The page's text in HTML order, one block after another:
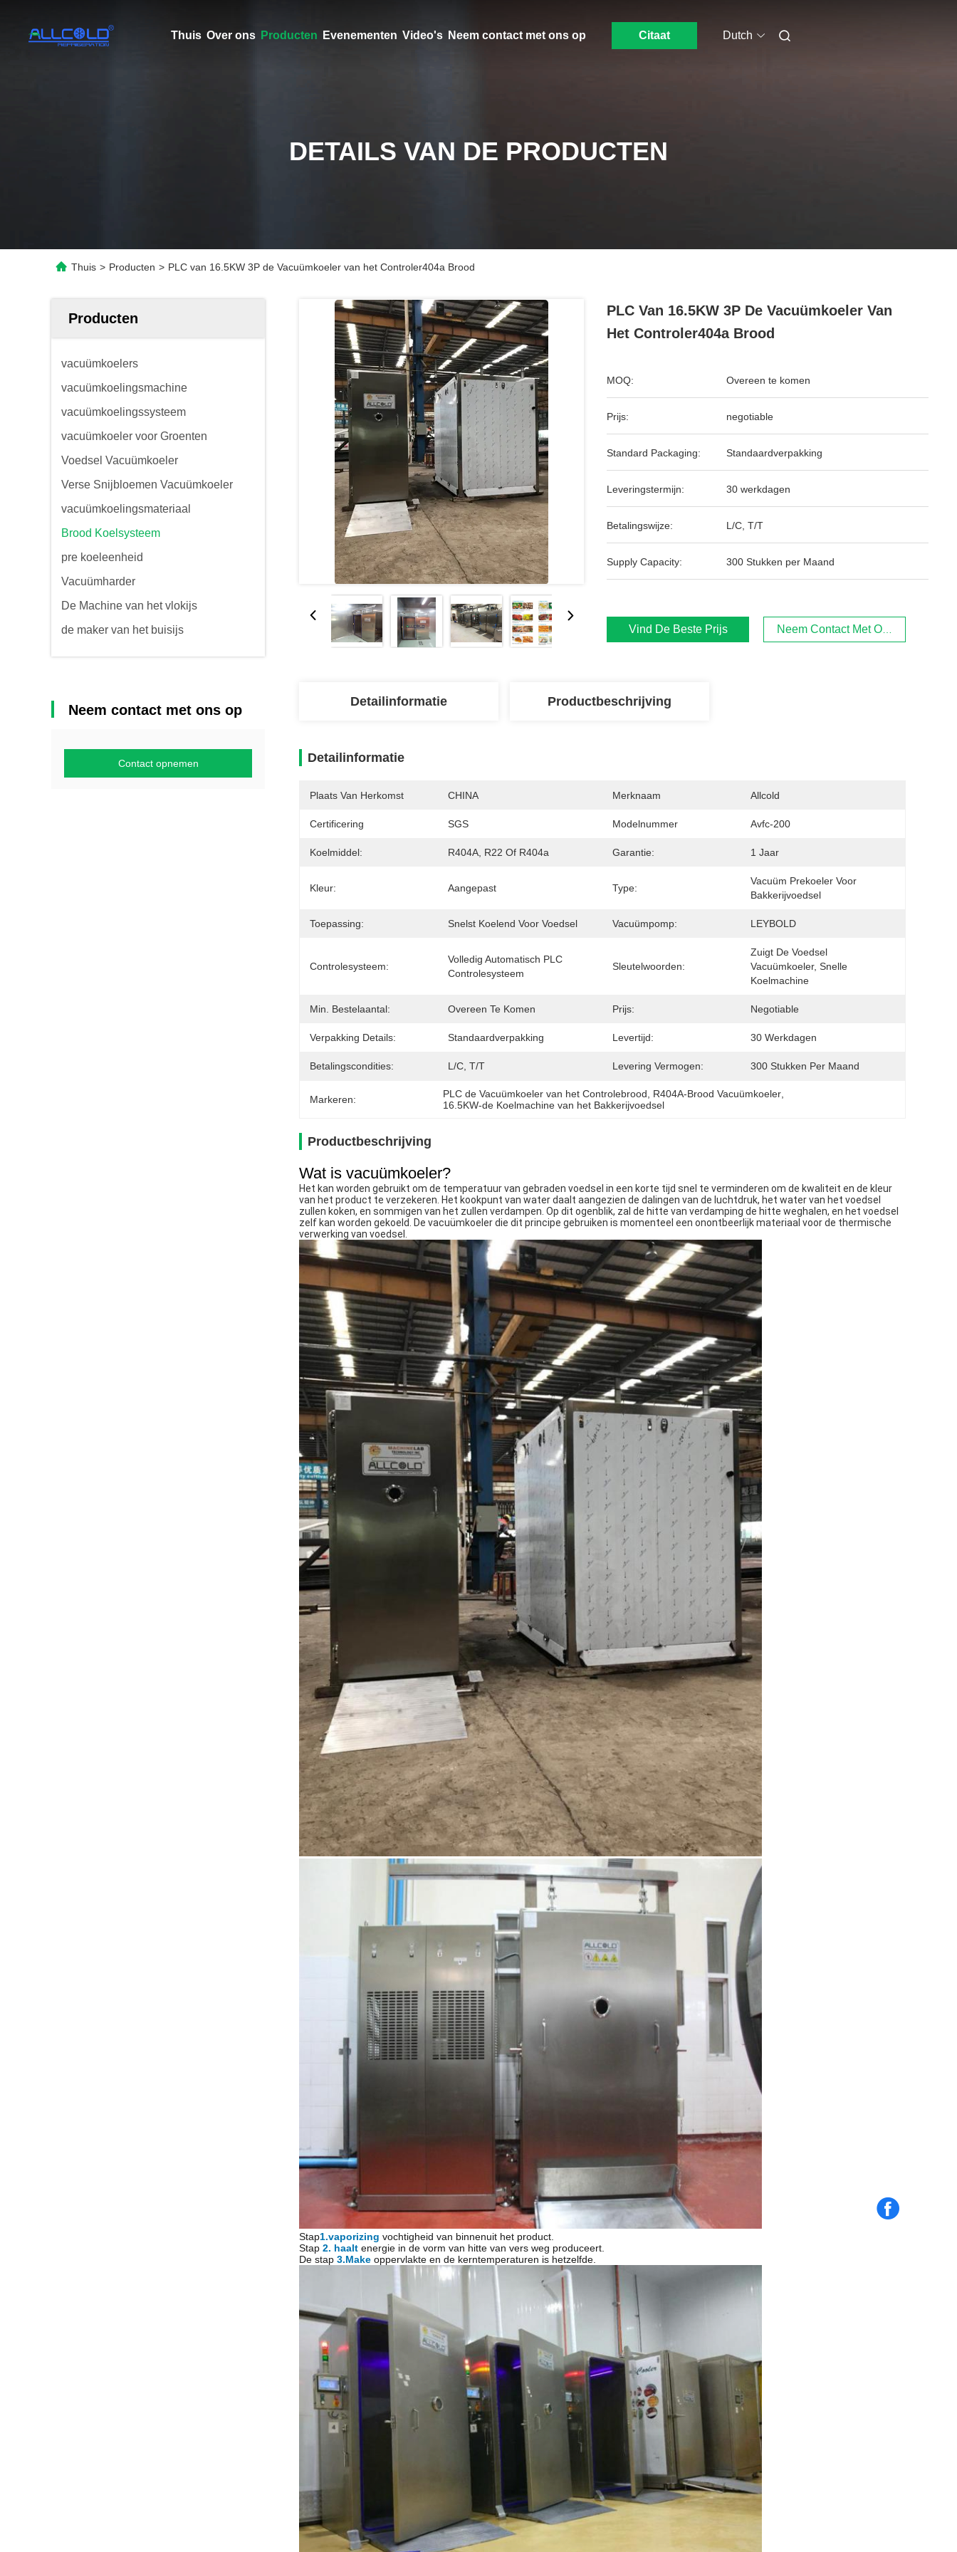
Thuis Over ons Producten Evenementen Video's Neem contact met ons op Citaat Dutch
DETAILS VAN DE PRODUCTEN
Thuis > Producten > PLC van 16.5KW 3P de Vacuümkoeler van het Controler404a Brood
Producten
vacuümkoelers
vacuümkoelingsmachine
vacuümkoelingssysteem
vacuümkoeler voor Groenten
Voedsel Vacuümkoeler
Verse Snijbloemen Vacuümkoeler
vacuümkoelingsmateriaal
Brood Koelsysteem
pre koeleenheid
Vacuümharder
De Machine van het vlokijs
de maker van het buisijs
Neem contact met ons op
Contact opnemen
PLC Van 16.5KW 3P De Vacuümkoeler Van
Het Controler404a Brood
MOQ: Overeen te komen
Prijs: negotiable
Standard Packaging: Standaardverpakking
Leveringstermijn: 30 werkdagen
Betalingswijze: L/C, T/T
Supply Capacity: 300 Stukken per Maand
Vind De Beste Prijs Neem Contact Met Ons Op
Detailinformatie Productbeschrijving
Detailinformatie
Plaats Van Herkomst CHINA Merknaam Allcold
Certificering SGS Modelnummer Avfc-200
Koelmiddel: R404A, R22 Of R404a Garantie: 1 Jaar
Kleur: Aangepast Type:
Vacuüm Prekoeler Voor
Bakkerijvoedsel
Toepassing: Snelst Koelend Voor Voedsel Vacuümpomp: LEYBOLD
Controlesysteem:
Volledig Automatisch PLC
Controlesysteem
Sleutelwoorden:
Zuigt De Voedsel
Vacuümkoeler, Snelle
Koelmachine
Min. Bestelaantal: Overeen Te Komen Prijs: Negotiable
Verpakking Details: Standaardverpakking Levertijd: 30 Werkdagen
Betalingscondities: L/C, T/T Levering Vermogen: 300 Stukken Per Maand
Markeren: PLC de Vacuümkoeler van het Controlebrood R404A-Brood Vacuümkoeler
16.5KW-de Koelmachine van het Bakkerijvoedsel
Productbeschrijving
Wat is vacuümkoeler?
Het kan worden gebruikt om de temperatuur van gebraden voedsel in een korte tijd snel te verminderen om de kwaliteit en de kleur
van het product te verzekeren. Het kookpunt van water daalt aangezien de dalingen van de luchtdruk, het water van het voedsel
zullen koken, en sommigen van het zullen verdampen. Op dit ogenblik, zal de hitte van verdamping de hitte weghalen, en het voedsel
zelf kan worden gekoeld. De vacuümkoeler die dit principe gebruiken is momenteel een onontbeerlijk materiaal voor de thermische
verwerking van voedsel.
Stap1.vaporizing vochtigheid van binnenuit het product.
Stap 2. haalt energie in de vorm van hitte van vers weg produceert.
De stap 3.Make oppervlakte en de kerntemperaturen is hetzelfde.